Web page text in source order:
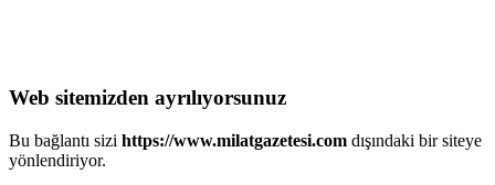
Web sitemizden ayrılıyorsunuz
Bu bağlantı sizi https://www.milatgazetesi.com dışındaki bir siteye
yönlendiriyor.